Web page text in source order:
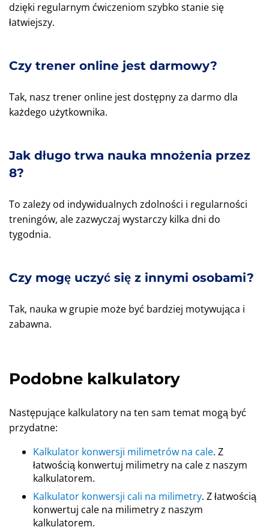
dzięki regularnym ćwiczeniom szybko stanie się
łatwiejszy.
Czy trener online jest darmowy?
Tak, nasz trener online jest dostępny za darmo dla
każdego użytkownika.
Jak długo trwa nauka mnożenia przez
8?
To zależy od indywidualnych zdolności i regularności
treningów, ale zazwyczaj wystarczy kilka dni do
tygodnia.
Czy mogę uczyć się z innymi osobami?
Tak, nauka w grupie może być bardziej motywująca i
zabawna.
Podobne kalkulatory
Następujące kalkulatory na ten sam temat mogą być
przydatne:
Kalkulator konwersji milimetrów na cale. Z
łatwością konwertuj milimetry na cale z naszym
kalkulatorem.
Kalkulator konwersji cali na milimetry. Z łatwością
konwertuj cale na milimetry z naszym
kalkulatorem.